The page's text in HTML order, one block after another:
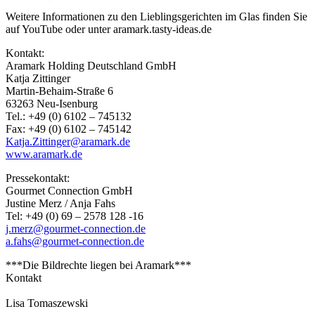
Weitere Informationen zu den Lieblingsgerichten im Glas finden Sie
auf YouTube oder unter aramark.tasty-ideas.de
Kontakt:
Aramark Holding Deutschland GmbH
Katja Zittinger
Martin-Behaim-Straße 6
63263 Neu-Isenburg
Tel.: +49 (0) 6102 – 745132
Fax: +49 (0) 6102 – 745142
Katja.Zittinger@aramark.de
www.aramark.de
Pressekontakt:
Gourmet Connection GmbH
Justine Merz / Anja Fahs
Tel: +49 (0) 69 – 2578 128 -16
j.merz@gourmet-connection.de
a.fahs@gourmet-connection.de
***Die Bildrechte liegen bei Aramark***
Kontakt
Lisa Tomaszewski